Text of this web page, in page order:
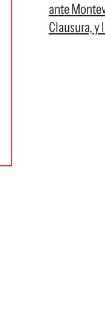
ante
Clausura, y